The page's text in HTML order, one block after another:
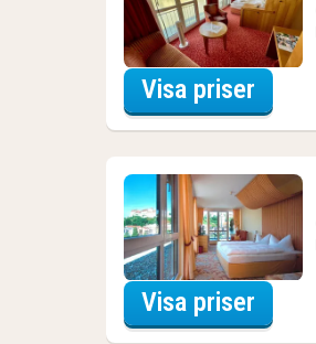
Visa priser
Visa priser